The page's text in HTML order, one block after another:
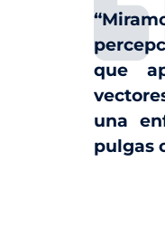
que
una
pulgas